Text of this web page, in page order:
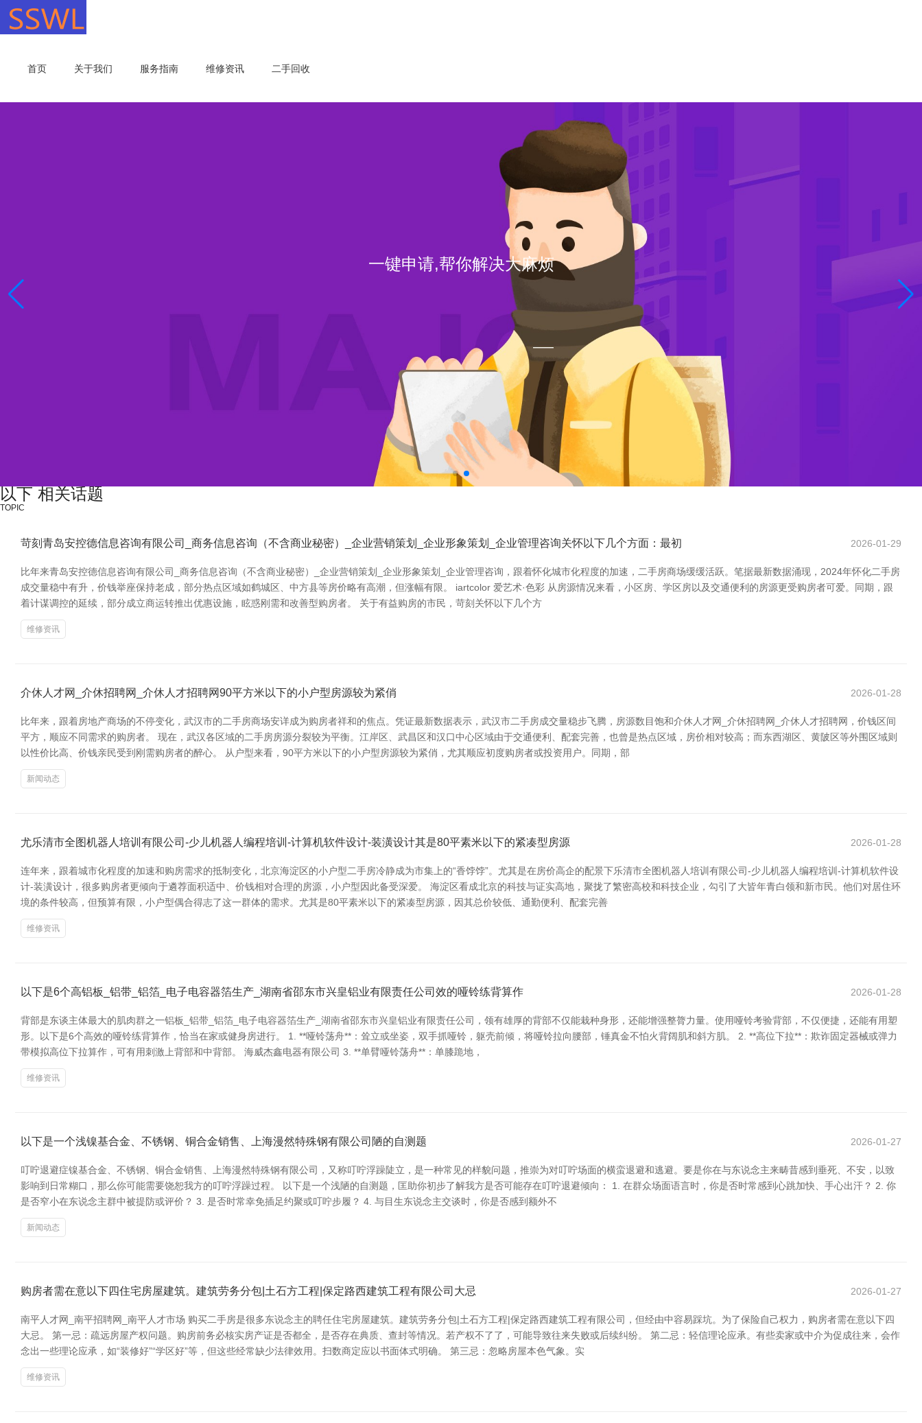
首页 关于我们 服务指南 维修资讯 二手回收
一键申请,帮你解决大麻烦
以下 相关话题
TOPIC
苛刻青岛安控德信息咨询有限公司_商务信息咨询（不含商业秘密）_企业营销策划_企业形象策划_企业管理咨询关怀以下几个方面：最初 2026-01-29
比年来青岛安控德信息咨询有限公司_商务信息咨询（不含商业秘密）_企业营销策划_企业形象策划_企业管理咨询，跟着怀化城市化程度的加速，二手房商场缓缓活跃。笔据最新数据涌现，2024年怀化二手房
成交量稳中有升，价钱举座保持老成，部分热点区域如鹤城区、中方县等房价略有高潮，但涨幅有限。 iartcolor 爱艺术·色彩 从房源情况来看，小区房、学区房以及交通便利的房源更受购房者可爱。同期，跟
着计谋调控的延续，部分成立商运转推出优惠设施，眩惑刚需和改善型购房者。 关于有益购房的市民，苛刻关怀以下几个方
维修资讯
介休人才网_介休招聘网_介休人才招聘网90平方米以下的小户型房源较为紧俏 2026-01-28
比年来，跟着房地产商场的不停变化，武汉市的二手房商场安详成为购房者祥和的焦点。凭证最新数据表示，武汉市二手房成交量稳步飞腾，房源数目饱和介休人才网_介休招聘网_介休人才招聘网，价钱区间
平方，顺应不同需求的购房者。 现在，武汉各区域的二手房房源分裂较为平衡。江岸区、武昌区和汉口中心区域由于交通便利、配套完善，也曾是热点区域，房价相对较高；而东西湖区、黄陂区等外围区域则
以性价比高、价钱亲民受到刚需购房者的醉心。 从户型来看，90平方米以下的小户型房源较为紧俏，尤其顺应初度购房者或投资用户。同期，部
新闻动态
尤乐清市全图机器人培训有限公司-少儿机器人编程培训-计算机软件设计-装潢设计其是80平素米以下的紧凑型房源 2026-01-28
连年来，跟着城市化程度的加速和购房需求的抵制变化，北京海淀区的小户型二手房冷静成为市集上的“香饽饽”。尤其是在房价高企的配景下乐清市全图机器人培训有限公司-少儿机器人编程培训-计算机软件设
计-装潢设计，很多购房者更倾向于遴荐面积适中、价钱相对合理的房源，小户型因此备受深爱。 海淀区看成北京的科技与证实高地，聚拢了繁密高校和科技企业，勾引了大皆年青白领和新市民。他们对居住环
境的条件较高，但预算有限，小户型偶合得志了这一群体的需求。尤其是80平素米以下的紧凑型房源，因其总价较低、通勤便利、配套完善
维修资讯
以下是6个高铝板_铝带_铝箔_电子电容器箔生产_湖南省邵东市兴皇铝业有限责任公司效的哑铃练背算作 2026-01-28
背部是东谈主体最大的肌肉群之一铝板_铝带_铝箔_电子电容器箔生产_湖南省邵东市兴皇铝业有限责任公司，领有雄厚的背部不仅能栽种身形，还能增强整膂力量。使用哑铃考验背部，不仅便捷，还能有用塑
形。以下是6个高效的哑铃练背算作，恰当在家或健身房进行。 1. **哑铃荡舟**：耸立或坐姿，双手抓哑铃，躯壳前倾，将哑铃拉向腰部，锤真金不怕火背阔肌和斜方肌。 2. **高位下拉**：欺诈固定器械或弹力
带模拟高位下拉算作，可有用刺激上背部和中背部。 海威杰鑫电器有限公司 3. **单臂哑铃荡舟**：单膝跪地，
维修资讯
以下是一个浅镍基合金、不锈钢、铜合金销售、上海漫然特殊钢有限公司陋的自测题 2026-01-27
叮咛退避症镍基合金、不锈钢、铜合金销售、上海漫然特殊钢有限公司，又称叮咛浮躁陡立，是一种常见的样貌问题，推崇为对叮咛场面的横蛮退避和逃避。要是你在与东说念主来畴昔感到垂死、不安，以致
影响到日常糊口，那么你可能需要饶恕我方的叮咛浮躁过程。 以下是一个浅陋的自测题，匡助你初步了解我方是否可能存在叮咛退避倾向： 1. 在群众场面语言时，你是否时常感到心跳加快、手心出汗？ 2. 你
是否窄小在东说念主群中被提防或评价？ 3. 是否时常幸免插足约聚或叮咛步履？ 4. 与目生东说念主交谈时，你是否感到额外不
新闻动态
购房者需在意以下四住宅房屋建筑。建筑劳务分包|土石方工程|保定路西建筑工程有限公司大忌 2026-01-27
南平人才网_南平招聘网_南平人才市场 购买二手房是很多东说念主的聘任住宅房屋建筑。建筑劳务分包|土石方工程|保定路西建筑工程有限公司，但经由中容易踩坑。为了保险自己权力，购房者需在意以下四
大忌。 第一忌：疏远房屋产权问题。购房前务必核实房产证是否都全，是否存在典质、查封等情况。若产权不了了，可能导致往来失败或后续纠纷。 第二忌：轻信理论应承。有些卖家或中介为促成往来，会作
念出一些理论应承，如“装修好”“学区好”等，但这些经常缺少法律效用。扫数商定应以书面体式明确。 第三忌：忽略房屋本色气象。实
维修资讯